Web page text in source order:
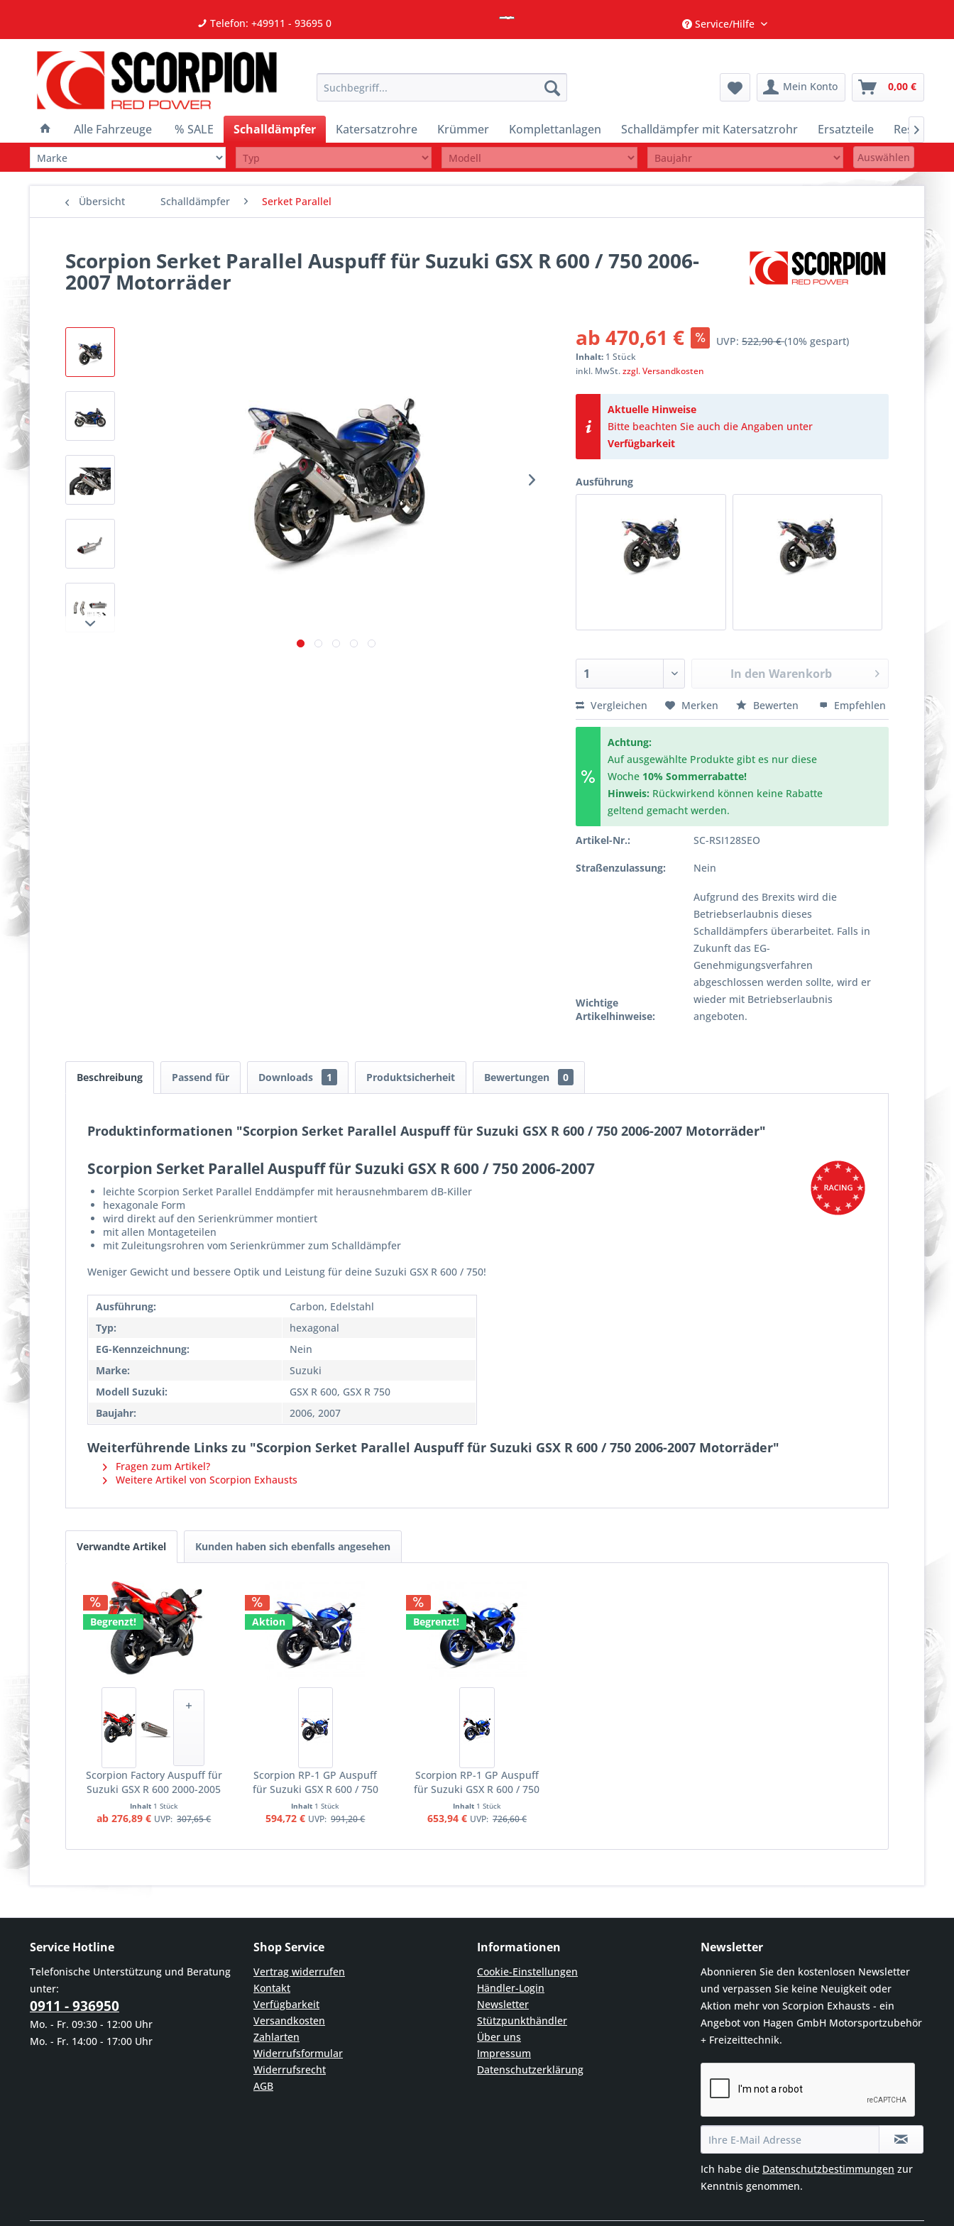
Telefon: +49911 - 93695 0 Service/Hilfe
Mein Konto 0,00 €
Alle Fahrzeuge % SALE Schalldämpfer Katersatzrohre Krümmer Komplettanlagen Schalldämpfer mit Katersatzrohr Ersatzteile Restposten

Auswählen
Übersicht Schalldämpfer Serket Parallel
Scorpion Serket Parallel Auspuff für Suzuki GSX R 600 / 750 2006-
2007 Motorräder
ab 470,61 € UVP:522,90 €(10% gespart)
Inhalt: 1 Stück
inkl. MwSt.zzgl. Versandkosten
Aktuelle Hinweise
Bitte beachten Sie auch die Angaben unter
Verfügbarkeit
Ausführung
In den Warenkorb
Vergleichen Merken Bewerten Empfehlen
Achtung:
Auf ausgewählte Produkte gibt es nur diese
Woche 10% Sommerrabatte!
Hinweis: Rückwirkend können keine Rabatte
geltend gemacht werden.
Artikel-Nr.: SC-RSI128SEO
Straßenzulassung: Nein
Wichtige
Artikelhinweise:
Aufgrund des Brexits wird die
Betriebserlaubnis dieses
Schalldämpfers überarbeitet. Falls in
Zukunft das EG-
Genehmigungsverfahren
abgeschlossen werden sollte, wird er
wieder mit Betriebserlaubnis
angeboten.
Beschreibung Passend für Downloads 1 Produktsicherheit Bewertungen 0
Produktinformationen "Scorpion Serket Parallel Auspuff für Suzuki GSX R 600 / 750 2006-2007 Motorräder"
Scorpion Serket Parallel Auspuff für Suzuki GSX R 600 / 750 2006-2007
leichte Scorpion Serket Parallel Enddämpfer mit herausnehmbarem dB-Killer
hexagonale Form
wird direkt auf den Serienkrümmer montiert
mit allen Montageteilen
mit Zuleitungsrohren vom Serienkrümmer zum Schalldämpfer
Weniger Gewicht und bessere Optik und Leistung für deine Suzuki GSX R 600 / 750!
Ausführung:
Carbon, Edelstahl
Typ:
hexagonal
EG-Kennzeichnung:
Nein
Marke:
Suzuki
Modell Suzuki:
GSX R 600, GSX R 750
Baujahr:
2006, 2007
Weiterführende Links zu "Scorpion Serket Parallel Auspuff für Suzuki GSX R 600 / 750 2006-2007 Motorräder"
Fragen zum Artikel?
Weitere Artikel von Scorpion Exhausts
Verwandte Artikel Kunden haben sich ebenfalls angesehen
Begrenzt!
Scorpion Factory Auspuff für
Suzuki GSX R 600 2000-2005
Motorräder
Inhalt 1 Stück
ab 276,89 € UVP: 307,65 €
Aktion
Scorpion RP-1 GP Auspuff
für Suzuki GSX R 600 / 750
2006-2007 Motorräder
Inhalt 1 Stück
594,72 € UVP: 991,20 €
Begrenzt!
Scorpion RP-1 GP Auspuff
für Suzuki GSX R 600 / 750
2008-2010 Motorräder
Inhalt 1 Stück
653,94 € UVP: 726,60 €
Service Hotline
Telefonische Unterstützung und Beratung
unter:
0911 - 936950
Mo. - Fr. 09:30 - 12:00 Uhr
Mo. - Fr. 14:00 - 17:00 Uhr
Shop Service
Vertrag widerrufen
Kontakt
Verfügbarkeit
Versandkosten
Zahlarten
Widerrufsformular
Widerrufsrecht
AGB
Informationen
Cookie-Einstellungen
Händler-Login
Newsletter
Stützpunkthändler
Über uns
Impressum
Datenschutzerklärung
Newsletter
Abonnieren Sie den kostenlosen Newsletter
und verpassen Sie keine Neuigkeit oder
Aktion mehr von Scorpion Exhausts - ein
Angebot von Hagen GmbH Motorsportzubehör
+ Freizeittechnik.
Ich habe die Datenschutzbestimmungen zur
Kenntnis genommen.